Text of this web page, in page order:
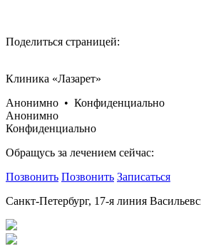
Поделиться страницей:
Клиника «Лазарет»
Анонимно • Конфиденциально
Анонимно
Конфиденциально
Обращусь за лечением сейчас:
Позвонить Позвонить Записаться
Санкт-Петербург, 17-я линия